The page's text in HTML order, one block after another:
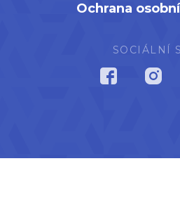
Ochrana
SOCIÁLNÍ